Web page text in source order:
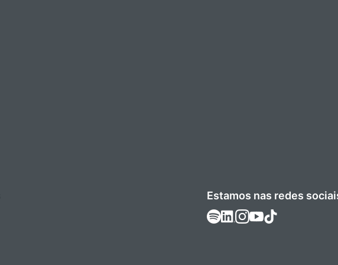
Estamos nas redes